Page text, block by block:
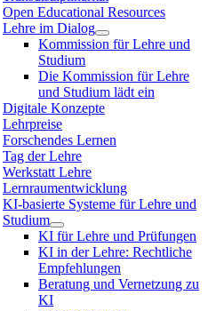
Open Educational Resources
Lehre im Dialog
Kommission für Lehre und
Studium
Die Kommission für Lehre
und Studium lädt ein
Digitale Konzepte
Lehrpreise
Forschendes Lernen
Tag der Lehre
Werkstatt Lehre
Lernraumentwicklung
KI-basierte Systeme für Lehre und
Studium
KI für Lehre und Prüfungen
KI in der Lehre: Rechtliche
Empfehlungen
Beratung und Vernetzung zu
KI